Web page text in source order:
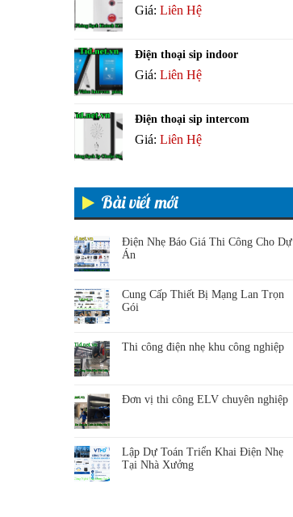
Giá: Liên Hệ
Điện thoại sip indoor
Giá: Liên Hệ
Điện thoại sip intercom
Giá: Liên Hệ
Bài viết mới
Điện Nhẹ Báo Giá Thi Công Cho Dự
Án
Cung Cấp Thiết Bị Mạng Lan Trọn
Gói
Thi công điện nhẹ khu công nghiệp
Đơn vị thi công ELV chuyên nghiệp
Lập Dự Toán Triển Khai Điện Nhẹ
Tại Nhà Xưởng